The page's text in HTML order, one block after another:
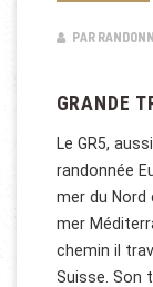
PAR
GRANDE
Le GR5,
randonnée
mer du Nord
mer
chemin il
Suisse. Son